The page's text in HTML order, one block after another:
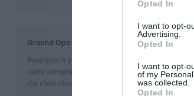
Opted In
I want to opt-
Advertising.
Opted In
I want to opt-
of my
was collected.
Opted In
Ground Ops VP EY a commenté :
Pourquoi n y a t il aucune insinuation
sans compter, etc ?
Ce n’est réservé qu’aux promotions des Gulf